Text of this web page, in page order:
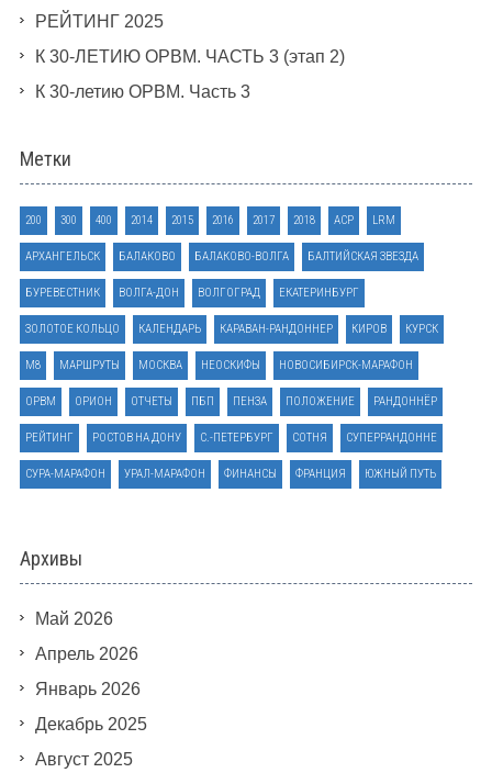
РЕЙТИНГ 2025
К 30-ЛЕТИЮ ОРВМ. ЧАСТЬ 3 (этап 2)
К 30-летию ОРВМ. Часть 3
Метки
200 300 400 2014 2015 2016 2017 2018 ACP LRM
АРХАНГЕЛЬСК БАЛАКОВО БАЛАКОВО-ВОЛГА БАЛТИЙСКАЯ ЗВЕЗДА
БУРЕВЕСТНИК ВОЛГА-ДОН ВОЛГОГРАД ЕКАТЕРИНБУРГ
ЗОЛОТОЕ КОЛЬЦО КАЛЕНДАРЬ КАРАВАН-РАНДОННЕР КИРОВ КУРСК
М8 МАРШРУТЫ МОСКВА НЕОСКИФЫ НОВОСИБИРСК-МАРАФОН
ОРВМ ОРИОН ОТЧЕТЫ ПБП ПЕНЗА ПОЛОЖЕНИЕ РАНДОННЁР
РЕЙТИНГ РОСТОВ НА ДОНУ С.-ПЕТЕРБУРГ СОТНЯ СУПЕРРАНДОННЕ
СУРА-МАРАФОН УРАЛ-МАРАФОН ФИНАНСЫ ФРАНЦИЯ ЮЖНЫЙ ПУТЬ
Архивы
Май 2026
Апрель 2026
Январь 2026
Декабрь 2025
Август 2025